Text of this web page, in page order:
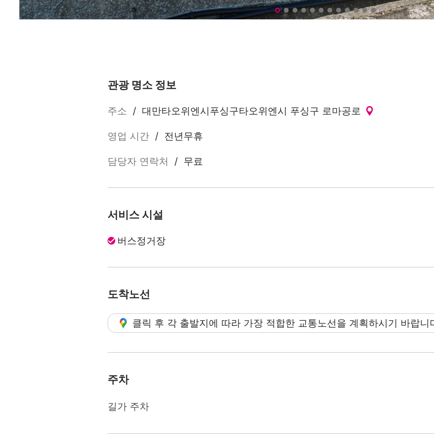
관광 명소 정보
주소 / 대만타오위엔시푸싱구타오위엔시 푸싱구 로마공로
영업 시간 / 전년무휴
담당자 연락처 / 무료
서비스 시설
버스정거장
도착노선
클릭 후 각 출발지에 따라 가장 적합한 교통노선을 계획하시기 바랍니
주차
길가 주차